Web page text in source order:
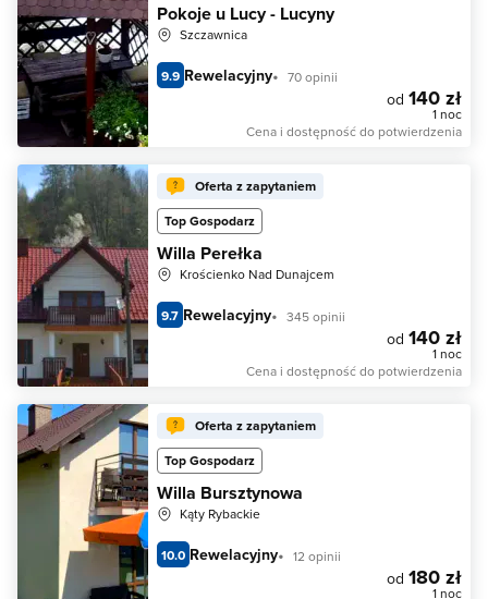
Pokoje u Lucy - Lucyny
Szczawnica
9.9 Rewelacyjny 70 opinii
od 140 zł
1 noc
Cena i dostępność do potwierdzenia
Oferta z zapytaniem
Top Gospodarz
Willa Perełka
Krościenko Nad Dunajcem
9.7 Rewelacyjny 345 opinii
od 140 zł
1 noc
Cena i dostępność do potwierdzenia
Oferta z zapytaniem
Top Gospodarz
Willa Bursztynowa
Kąty Rybackie
10.0 Rewelacyjny 12 opinii
od 180 zł
1 noc